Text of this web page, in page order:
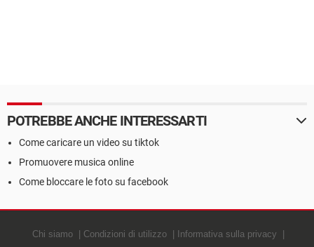
POTREBBE ANCHE INTERESSARTI
Come caricare un video su tiktok
Promuovere musica online
Come bloccare le foto su facebook
Chi siamo Condizioni di utilizzo Informativa sulla privacy